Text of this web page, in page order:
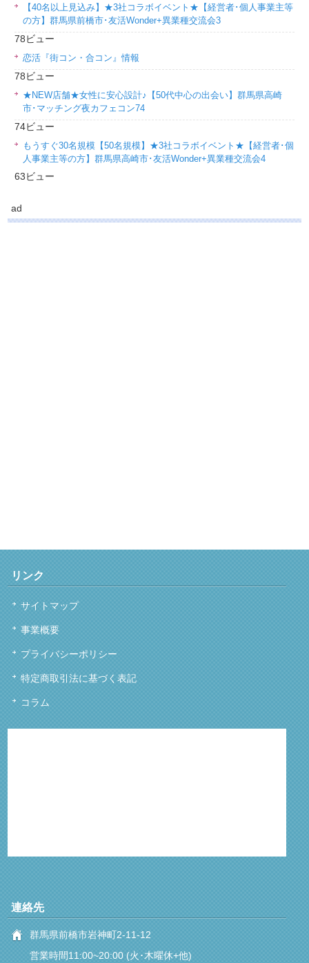
【40名以上見込み】★3社コラボイベント★【経営者･個人事業主等
の方】群馬県前橋市･友活Wonder+異業種交流会3
78ビュー
恋活『街コン・合コン』情報
78ビュー
★NEW店舗★女性に安心設計♪【50代中心の出会い】群馬県高崎
市･マッチング夜カフェコン74
74ビュー
もうすぐ30名規模【50名規模】★3社コラボイベント★【経営者･個
人事業主等の方】群馬県高崎市･友活Wonder+異業種交流会4
63ビュー
ad
リンク
サイトマップ
事業概要
プライバシーポリシー
特定商取引法に基づく表記
コラム
連絡先
群馬県前橋市岩神町2-11-12
営業時間11:00~20:00 (火･木曜休+他)